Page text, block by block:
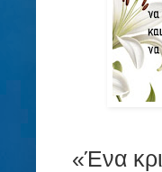
«Ένα